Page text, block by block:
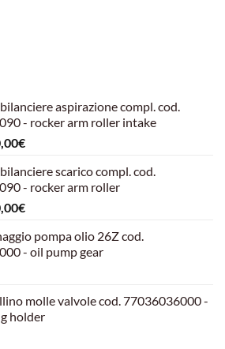
aspirazione compl. cod.
- rocker arm roller intake
€Il
attuale
è:
30,00€.
scarico compl. cod.
- rocker arm roller
€Il
attuale
è:
pompa olio 26Z cod.
- oil pump gear
molle valvole cod. 77036036000 -
holder